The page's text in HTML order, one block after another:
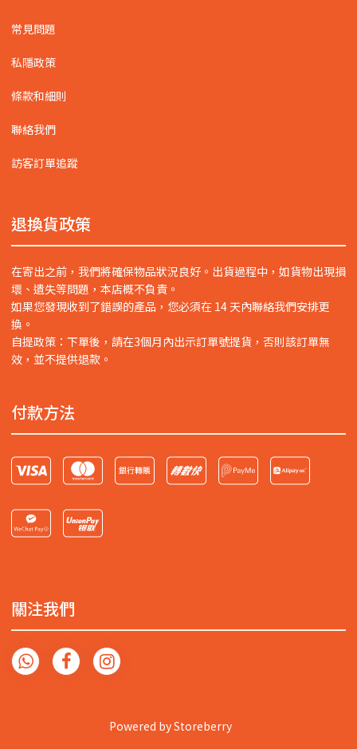
常見問題
私隱政策
條款和細則
聯絡我們
訪客訂單追蹤
退換貨政策
在寄出之前，我們將確保物品狀況良好。出貨過程中，如貨物出現損
壞、遺失等問題，本店概不負責。
如果您發現收到了錯誤的產品，您必須在 14 天內聯絡我們安排更
換。
自提政策：下單後，請在3個月內出示訂單號提貨，否則該訂單無
效，並不提供退款。
付款方法
關注我們
Powered byStoreberry